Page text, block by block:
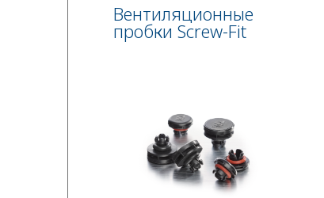
Вентиляционные
пробки Screw-Fit